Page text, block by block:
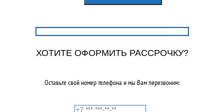
ХОТИТЕ ОФОРМИТЬ РАССРОЧКУ?
Оставьте свой номер телефона и мы Вам перезвоним: